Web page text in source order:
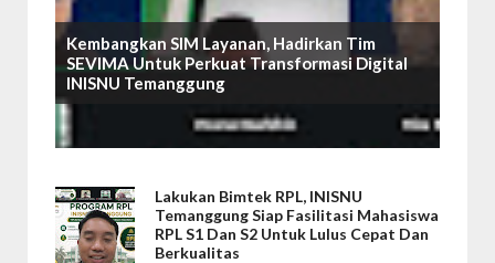
Kembangkan SIM Layanan, Hadirkan Tim
SEVIMA Untuk Perkuat Transformasi Digital
INISNU Temanggung
Lakukan Bimtek RPL, INISNU
Temanggung Siap Fasilitasi Mahasiswa
RPL S1 Dan S2 Untuk Lulus Cepat Dan
Berkualitas